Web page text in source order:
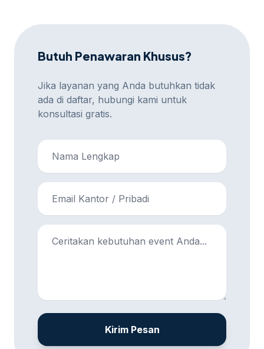
Butuh Penawaran Khusus?
Jika layanan yang Anda butuhkan tidak
ada di daftar, hubungi kami untuk
konsultasi gratis.
Kirim Pesan